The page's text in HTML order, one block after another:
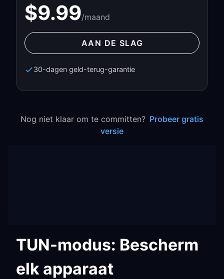
$9.99/maand
AAN DE SLAG
30-dagen geld-terug-garantie
Nog niet klaar om te committen? Probeer gratis
versie
TUN-modus: Bescherm
elk apparaat